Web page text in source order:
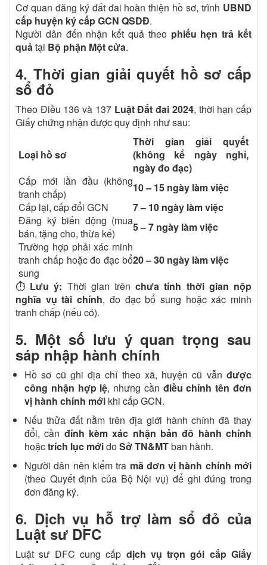
Cơ quan đăng ký đất đai hoàn thiện hồ sơ, trình UBND
cấp huyện ký cấp GCN QSDĐ.
Người dân đến nhận kết quả theo phiếu hẹn trả kết
quảtại Bộ phận Một cửa.
4. Thời gian giải quyết hồ sơ cấp
sổ đỏ
Theo Điều 136 và 137 Luật Đất đai 2024, thời hạn cấp
Giấy chứng nhận được quy định như sau:
Loại hồ sơ
Thời gian giải quyết
(không kể ngày nghỉ,
ngày đo đạc)
Cấp mới lần đầu (không
tranh chấp)
10 – 15 ngày làm việc
Cấp lại, cấp đổi GCN
7 – 10 ngày làm việc
Đăng ký biến động (mua
bán, tặng cho, thừa kế)
5 – 7 ngày làm việc
Trường hợp phải xác minh
tranh chấp hoặc đo đạc bổ
sung
20 – 30 ngày làm việc
⏱️ Lưu ý: Thời gian trênchưa tính thời gian nộp
nghĩa vụ tài chính, đo đạc bổ sung hoặc xác minh
tranh chấp (nếu có).
5. Một số lưu ý quan trọng sau
sáp nhập hành chính
Hồ sơ cũ ghi địa chỉ theo xã, huyện cũ vẫn được
công nhận hợp lệ, nhưng cần điều chỉnh tên đơn
vị hành chính mới khi cấp GCN.
Nếu thửa đất nằm trên địa giới hành chính đã thay
đổi, cần đính kèm xác nhận bản đồ hành chính
hoặctrích lục mớidoSở TN&MTban hành.
Người dân nên kiểm tra mã đơn vị hành chính mới
(theo Quyết định của Bộ Nội vụ) để ghi đúng trong
đơn đăng ký.
6. Dịch vụ hỗ trợ làm sổ đỏ của
Luật sư DFC
Luật sư DFC cung cấp dịch vụ trọn gói cấp Giấy